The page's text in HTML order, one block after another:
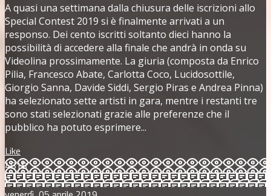
A quasi una settimana dalla chiusura delle iscrizioni allo
Special Contest 2019 si è finalmente arrivati a un
responso. Dei cento iscritti soltanto dieci hanno la
possibilità di accedere alla finale che andrà in onda su
Videolina prossimamente. La giuria (composta da Enrico
Pilia, Francesco Abate, Carlotta Coco, Lucidosottile,
Giorgio Sanna, Davide Siddi, Sergio Piras e Andrea Pinna)
ha selezionato sette artisti in gara, mentre i restanti tre
sono stati selezionati grazie alle preferenze che il
pubblico ha potuto esprimere...
Like
4818
0